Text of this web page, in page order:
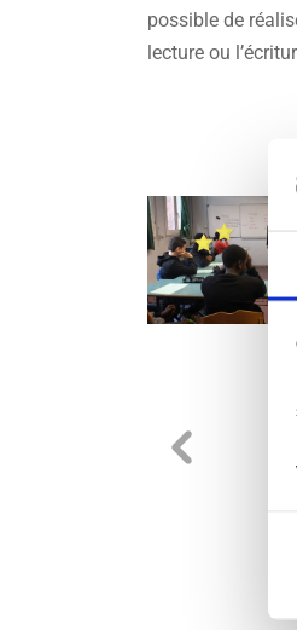
possible de
lecture ou